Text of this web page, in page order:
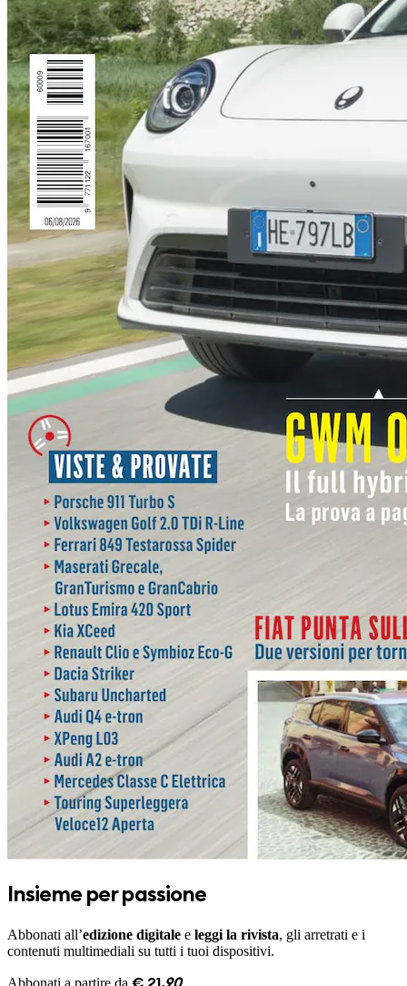
Insieme per passione
Abbonati all’edizione digitale e leggi la rivista, gli arretrati e i
contenuti multimediali su tutti i tuoi dispositivi.
Abbonati a partire da € 21 ,90